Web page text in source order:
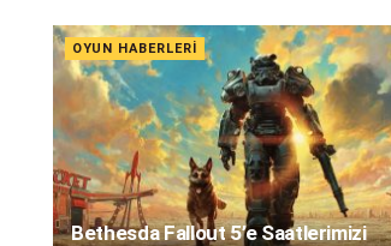
OYUN HABERLERI
Bethesda Fallout 5’e Saatlerimizi